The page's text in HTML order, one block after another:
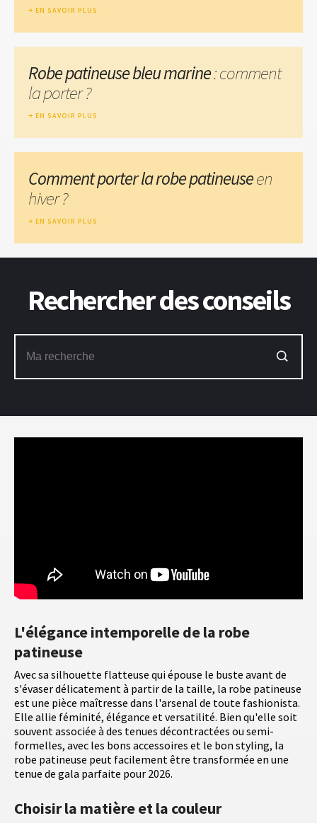
L'élégance intemporelle de la robe
patineuse
Avec sa silhouette flatteuse qui épouse le buste avant de
s'évaser délicatement à partir de la taille, la robe patineuse
est une pièce maîtresse dans l'arsenal de toute fashionista.
Elle allie féminité, élégance et versatilité. Bien qu'elle soit
souvent associée à des tenues décontractées ou semi-
formelles, avec les bons accessoires et le bon styling, la
robe patineuse peut facilement être transformée en une
tenue de gala parfaite pour 2026.
Choisir la matière et la couleur
EN SAVOIR PLUS
Robe patineuse bleu marine: comment
la porter ?
EN SAVOIR PLUS
Comment porter la robe patineuseen
hiver ?
EN SAVOIR PLUS
Rechercher des conseils